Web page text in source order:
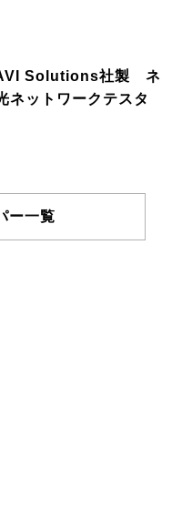
Solutions社製 ネ
ネットワークテスタ
ー一覧